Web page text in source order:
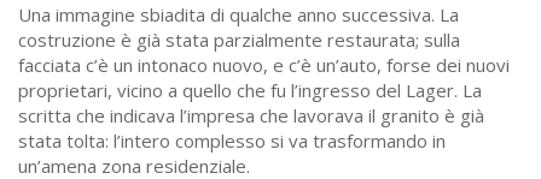
Una immagine sbiadita di qualche anno successiva. La
costruzione è già stata parzialmente restaurata; sulla
facciata c’è un intonaco nuovo, e c’è un’auto, forse dei nuovi
proprietari, vicino a quello che fu l’ingresso del Lager. La
scritta che indicava l’impresa che lavorava il granito è già
stata tolta: l’intero complesso si va trasformando in
un’amena zona residenziale.